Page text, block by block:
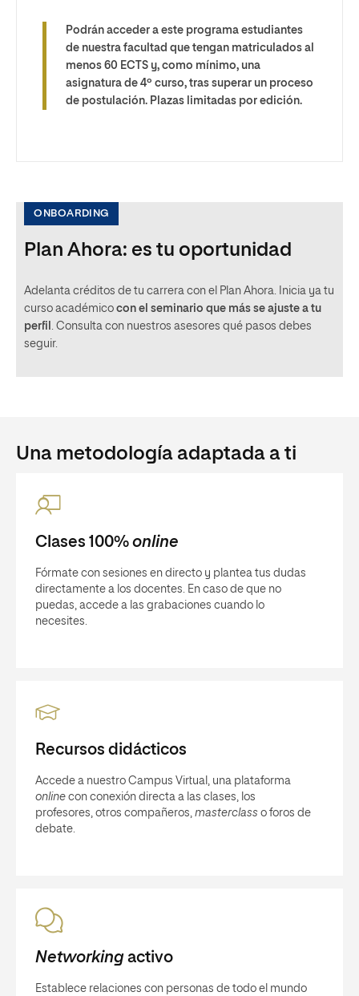
Podrán acceder a este programa estudiantes
de nuestra facultad que tengan matriculados al
menos 60 ECTS y, como mínimo, una
asignatura de 4º curso, tras superar un proceso
de postulación. Plazas limitadas por edición.
ONBOARDING
Plan Ahora: es tu oportunidad
Adelanta créditos de tu carrera con el Plan Ahora. Inicia ya tu
curso académico con el seminario que más se ajuste a tu
perfil . Consulta con nuestros asesores qué pasos debes
seguir.
Una metodología adaptada a ti
Clases 100% online
Fórmate con sesiones en directo y plantea tus dudas
directamente a los docentes. En caso de que no
puedas, accede a las grabaciones cuando lo
necesites.
Recursos didácticos
Accede a nuestro Campus Virtual, una plataforma
online con conexión directa a las clases, los
profesores, otros compañeros, masterclass o foros de
debate.
Networkingactivo
Establece relaciones con personas de todo el mundo